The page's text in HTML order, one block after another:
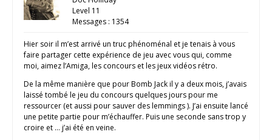
Level 11
Messages : 1354
Hier soir il m’est arrivé un truc phénoménal et je tenais à vous
faire partager cette expérience de jeu avec vous qui, comme
moi, aimez l’Amiga, les concours et les jeux vidéos rétro.
De la même manière que pour Bomb Jack il y a deux mois, j’avais
laissé tombé le jeu du concours quelques jours pour me
ressourcer (et aussi pour sauver des lemmings ). J’ai ensuite lancé
une petite partie pour m’échauffer. Puis une seconde sans trop y
croire et … j’ai été en veine.